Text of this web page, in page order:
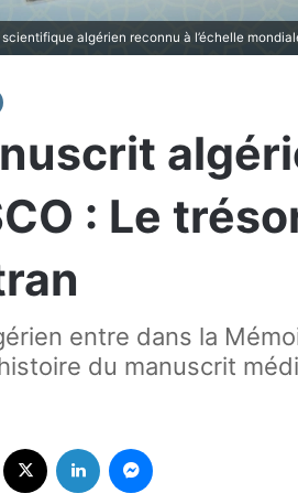
algérien reconnu à l’échelle
: Le
entre dans la
du manuscrit